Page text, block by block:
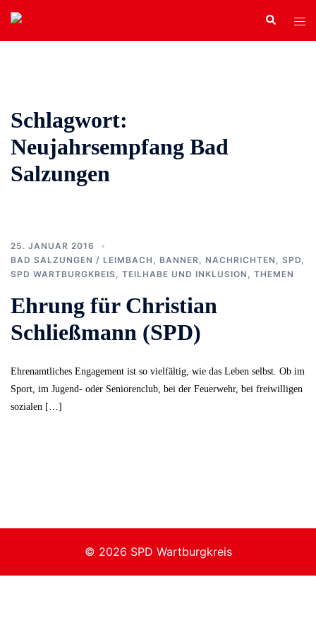
Zum
Inhalt
springen
Search
Schlagwort:
Neujahrsempfang Bad
Salzungen
25. JANUAR 2016
BAD SALZUNGEN / LEIMBACH
BANNER NACHRICHTEN SPD
SPD WARTBURGKREIS
TEILHABE UND INKLUSION THEMEN
Ehrung für Christian
Schließmann (SPD)
Ehrenamtliches Engagement ist so vielfältig, wie das Leben selbst. Ob im
Sport, im Jugend- oder Seniorenclub, bei der Feuerwehr, bei freiwilligen
sozialen […]
© 2026 SPD Wartburgkreis